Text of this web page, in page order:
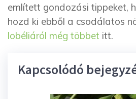
említett gondozási tippeket,
hozd ki ebből a csodálatos
lobéliáról még többet itt.
Kapcsolódó